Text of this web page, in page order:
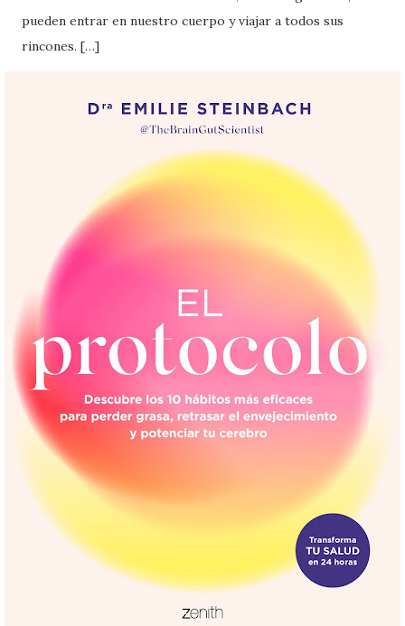
pueden entrar en nuestro cuerpo y viajar a todos sus
rincones. […]